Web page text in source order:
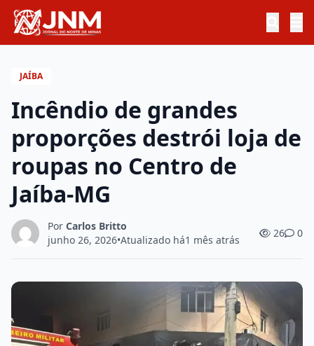
JAÍBA
Incêndio de grandes
proporções destrói loja de
roupas no Centro de
Jaíba-MG
Por Carlos Britto
junho 26, 2026•Atualizado há1 mês atrás
26 0